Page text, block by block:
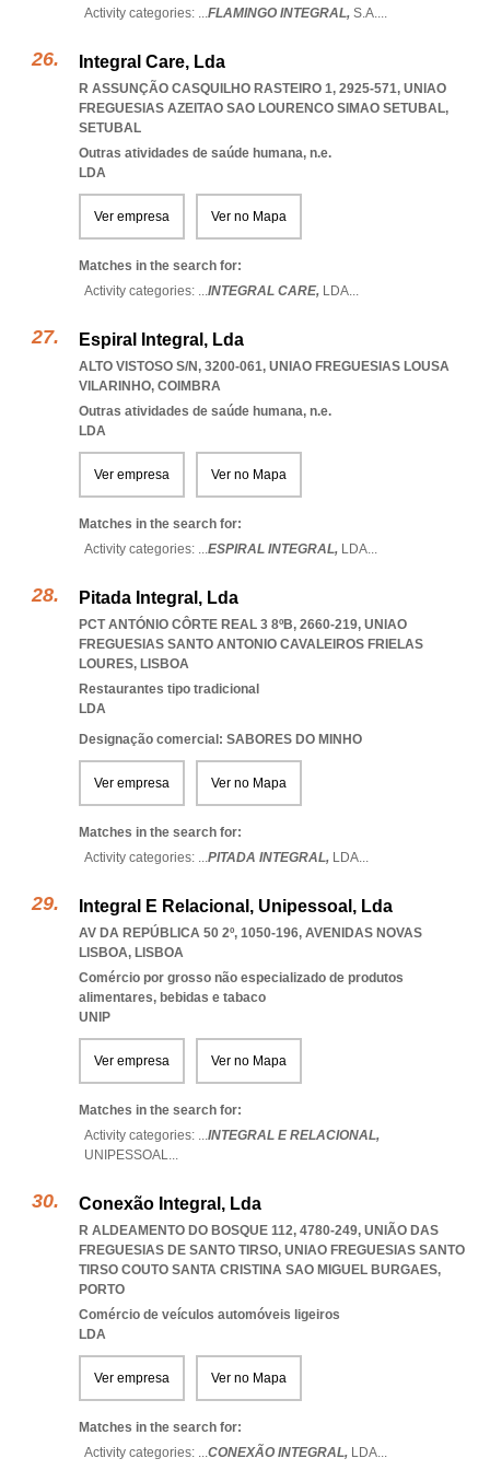
Activity categories: ...FLAMINGO INTEGRAL, S.A....
Integral Care, Lda
R ASSUNÇÃO CASQUILHO RASTEIRO 1, 2925-571, UNIAO
FREGUESIAS AZEITAO SAO LOURENCO SIMAO SETUBAL,
SETUBAL
Outras atividades de saúde humana, n.e.
LDA
Ver empresa Ver no Mapa
Matches in the search for:
Activity categories: ...INTEGRAL CARE, LDA...
Espiral Integral, Lda
ALTO VISTOSO S/N, 3200-061, UNIAO FREGUESIAS LOUSA
VILARINHO, COIMBRA
Outras atividades de saúde humana, n.e.
LDA
Ver empresa Ver no Mapa
Matches in the search for:
Activity categories: ...ESPIRAL INTEGRAL, LDA...
Pitada Integral, Lda
PCT ANTÓNIO CÔRTE REAL 3 8ºB, 2660-219, UNIAO
FREGUESIAS SANTO ANTONIO CAVALEIROS FRIELAS
LOURES, LISBOA
Restaurantes tipo tradicional
LDA
Designação comercial: SABORES DO MINHO
Ver empresa Ver no Mapa
Matches in the search for:
Activity categories: ...PITADA INTEGRAL, LDA...
Integral E Relacional, Unipessoal, Lda
AV DA REPÚBLICA 50 2º, 1050-196, AVENIDAS NOVAS
LISBOA, LISBOA
Comércio por grosso não especializado de produtos
alimentares, bebidas e tabaco
UNIP
Ver empresa Ver no Mapa
Matches in the search for:
Activity categories: ...INTEGRAL E RELACIONAL,
UNIPESSOAL...
Conexão Integral, Lda
R ALDEAMENTO DO BOSQUE 112, 4780-249, UNIÃO DAS
FREGUESIAS DE SANTO TIRSO, UNIAO FREGUESIAS SANTO
TIRSO COUTO SANTA CRISTINA SAO MIGUEL BURGAES,
PORTO
Comércio de veículos automóveis ligeiros
LDA
Ver empresa Ver no Mapa
Matches in the search for:
Activity categories: ...CONEXÃO INTEGRAL, LDA...